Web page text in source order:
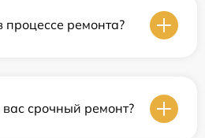
процессе ремонта?
срочный ремонт?